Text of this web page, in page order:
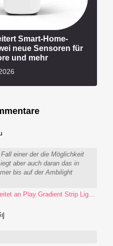
Smart-Home-
neue Sensoren für
und mehr
einer der die Möglichkeit
aber auch daran das in
bis auf der Ambilight
→ Philips Hue arbeitet an Play Gradient Strip Light Pro